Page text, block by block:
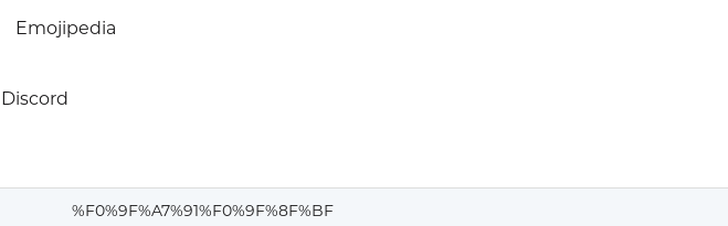
Emojipedia
Discord
%F0%9F%A7%91%F0%9F%8F%BF